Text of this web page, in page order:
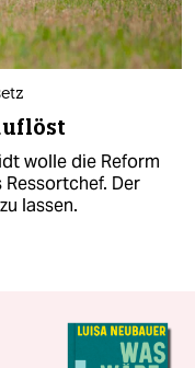
wolle die Reform
Der
lassen.